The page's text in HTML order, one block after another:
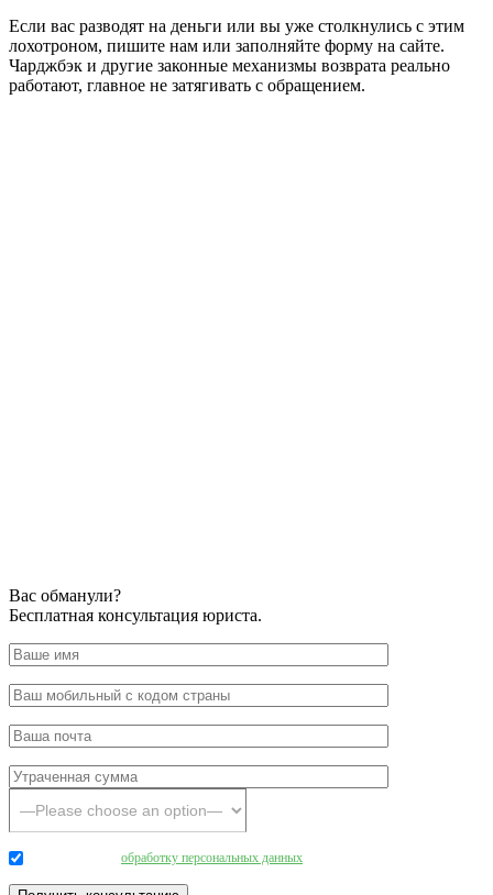
Если вас разводят на деньги или вы уже столкнулись с этим
лохотроном, пишите нам или заполняйте форму на сайте.
Чарджбэк и другие законные механизмы возврата реально
работают, главное не затягивать с обращением.
Вас обманули?
Бесплатная консультация юриста.
обработку персональных данных